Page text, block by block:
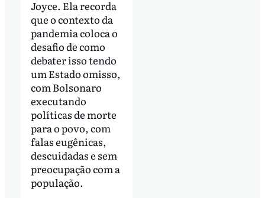
Joyce. Ela recorda
que o contexto da
pandemia coloca o
desafio de como
debater isso tendo
um Estado omisso,
com Bolsonaro
executando
políticas de morte
para o povo, com
falas eugênicas,
descuidadas e sem
preocupação com a
população.